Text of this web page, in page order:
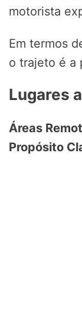
motorista
Em termos
o trajeto é a
Lugares
Áreas
Propósito